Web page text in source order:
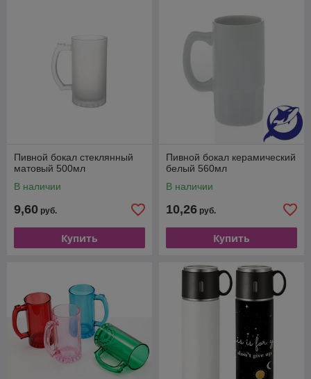
Пивной бокал стеклянный
матовый 500мл
В наличии
9,60 руб.
Купить
Пивной бокал керамический
белый 560мл
В наличии
10,26 руб.
Купить